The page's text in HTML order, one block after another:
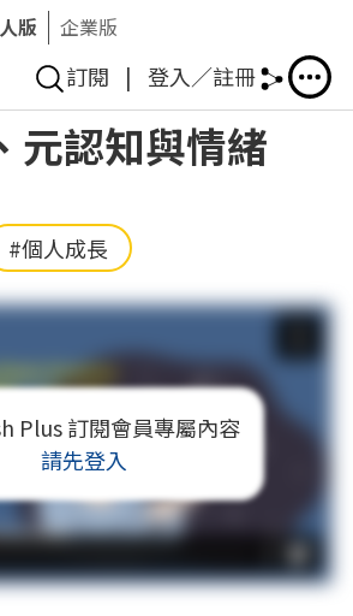
版 企業版
訂閱 | 登入／註冊
元認知與情緒
#個人成長
Plus 訂閱會員專屬內容
請先登入